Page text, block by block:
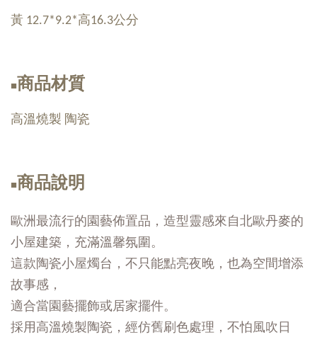
黃 12.7*9.2*高16.3公分
■ 商品材質
高溫燒製 陶瓷
■ 商品說明
歐洲最流行的園藝佈置品，造型靈感來自北歐丹麥的
小屋建築，充滿溫馨氛圍。
這款陶瓷小屋燭台，不只能點亮夜晚，也為空間增添
故事感，
適合當園藝擺飾或居家擺件。
採用高溫燒製陶瓷，經仿舊刷色處理，不怕風吹日